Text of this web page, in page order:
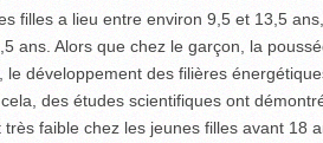
filles a lieu entre environ 9,5 et 13,5
ans. Alors que chez le garçon, la
le développement des filières
des études scientifiques ont
très faible chez les jeunes filles avant 18